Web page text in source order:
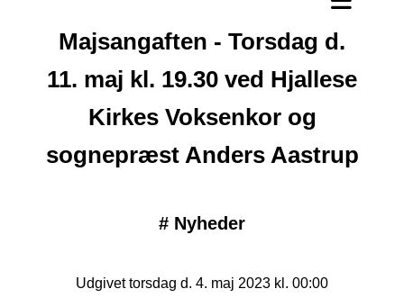
Majsangaften - Torsdag d.
11. maj kl. 19.30 ved Hjallese
Kirkes Voksenkor og
sognepræst Anders Aastrup
# Nyheder
Udgivet torsdag d. 4. maj 2023 kl. 00:00